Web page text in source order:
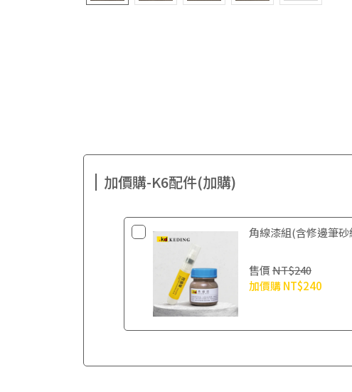
加價購-K6配件(加購)
角線漆組(含修邊筆砂
售價NT$240
加價購NT$240